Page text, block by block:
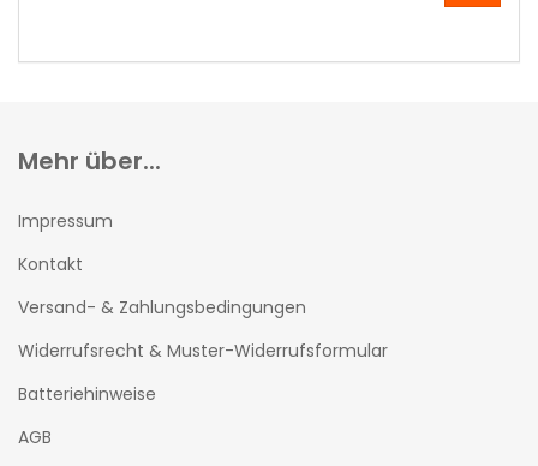
EIN.
Mehr über...
Impressum
Kontakt
Versand- & Zahlungsbedingungen
Widerrufsrecht & Muster-Widerrufsformular
Batteriehinweise
AGB